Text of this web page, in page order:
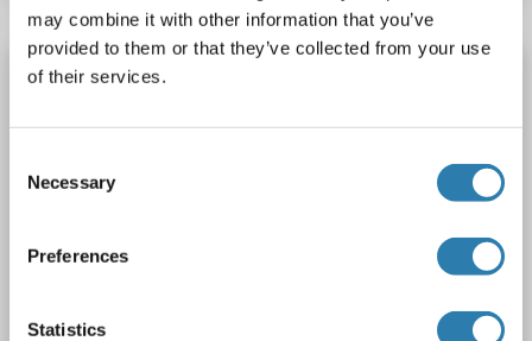
may combine it with other information that you’ve
provided to them or that they’ve collected from your use
of their services.
Selection
Necessary
Preferences
Statistics
ECHS1 anticorps (C-Term)